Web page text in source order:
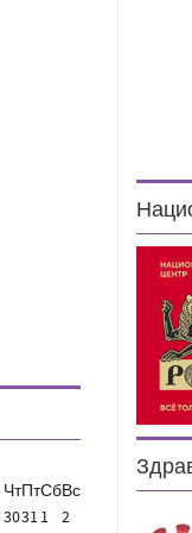
ЧтПтСбВс
30311 2